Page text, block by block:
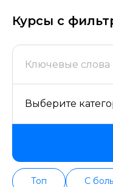
варианты. Большой
цене,
курсах проверенных
Курсы с
Выберите
Топ С